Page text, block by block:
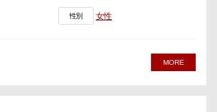
性別 女性
MORE